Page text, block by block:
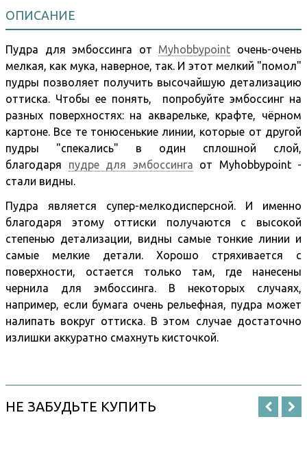
ОПИСАНИЕ
Пудра для эмбоссинга от Myhobbypoint очень-очень
мелкая, как мука, наверное, так. И этот мелкий "помол"
пудры позволяет получить высочайшую детализацию
оттиска. Чтобы ее понять, попробуйте эмбоссинг на
разных поверхностях: на акварельке, крафте, чёрном
картоне. Все те тонюсенькие линии, которые от другой
пудры "спекались" в один сплошной слой,
благодаря пудре для эмбоссинга от Myhobbypoint -
стали видны.
Пудра является супер-мелкодисперсной. И именно
благодаря этому оттиски получаются с высокой
степенью детализации, видны самые тонкие линии и
самые мелкие детали. Хорошо стряхивается с
поверхности, остается только там, где нанесены
чернила для эмбоссинга. В некоторых случаях,
например, если бумага очень рельефная, пудра может
налипать вокруг оттиска. В этом случае достаточно
излишки аккуратно смахнуть кисточкой.
НЕ ЗАБУДЬТЕ КУПИТЬ